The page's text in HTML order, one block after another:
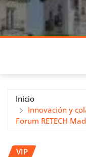
Inicio
Innovación y
Forum RETECH
VIP